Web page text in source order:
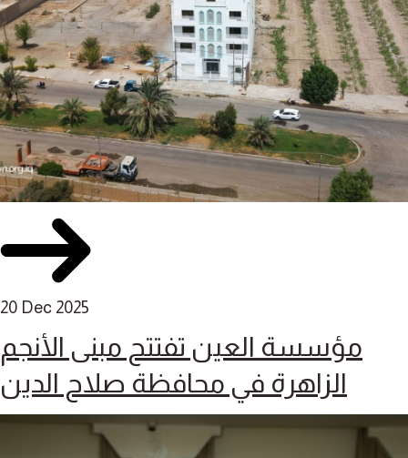
20 Dec 2025
مؤسسة العين تفتتح مبنى الأنجم
الزاهرة في محافظة صلاح الدين